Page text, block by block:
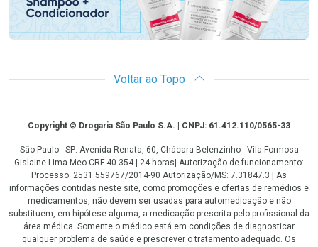
Voltar ao Topo
CopyrightCopyright © Drogaria São Paulo S.A. | CNPJ: 61.412.110/0565-33
São Paulo - SP: Avenida Renata, 60, Chácara Belenzinho - Vila Formosa
Gislaine Lima Meo CRF 40.354 | 24 horas| Autorização de funcionamento:
Processo: 2531.559767/2014-90 Autorização/MS: 7.31847.3 | As
informações contidas neste site, como promoções e ofertas de remédios e
medicamentos, não devem ser usadas para automedicação e não
substituem, em hipótese alguma, a medicação prescrita pelo profissional da
área médica. Somente o médico está em condições de diagnosticar
qualquer problema de saúde e prescrever o tratamento adequado. Os